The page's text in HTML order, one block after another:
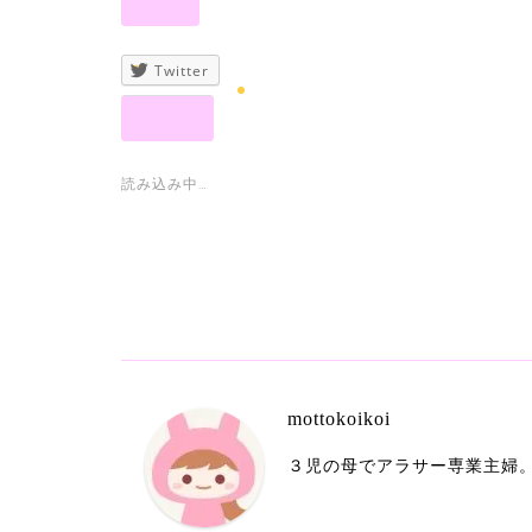
Twitter
読み込み中…
mottokoikoi
３児の母でアラサー専業主婦。